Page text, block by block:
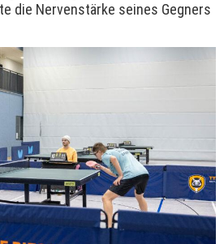
die Nervenstärke seines Gegners